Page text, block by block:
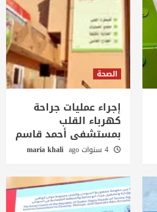
الصحة
إجراء عمليات جراحة
كهرباء القلب
بمستشفى أحمد قاسم
4 سنوات ago maria khali